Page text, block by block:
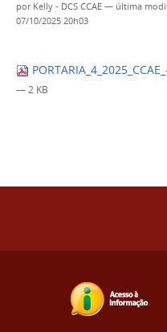
por Kelly - DCS CCAE — última
07/10/2025 20h03
— 2 KB